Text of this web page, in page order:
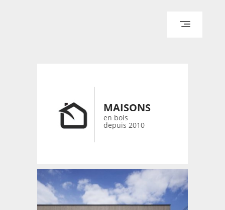
CONTACT
MAISONS
en bois
depuis 2010